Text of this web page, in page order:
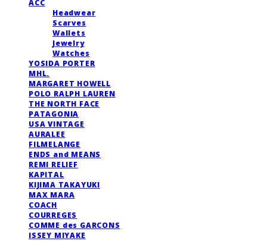
ACC
Headwear
Scarves
Wallets
Jewelry
Watches
YOSIDA PORTER
MHL.
MARGARET HOWELL
POLO RALPH LAUREN
THE NORTH FACE
PATAGONIA
USA VINTAGE
AURALEE
FILMELANGE
ENDS and MEANS
REMI RELIEF
KAPITAL
KIJIMA TAKAYUKI
MAX MARA
COACH
COURREGES
COMME des GARCONS
ISSEY MIYAKE